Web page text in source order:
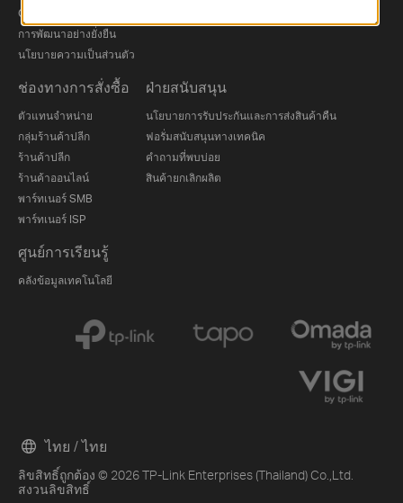
Our Security Commitment
การพัฒนาอย่างยั่งยืน
นโยบายความเป็นส่วนตัว
ช่องทางการสั่งซื้อ
ตัวแทนจำหน่าย
กลุ่มร้านค้าปลีก
ร้านค้าปลีก
ร้านค้าออนไลน์
พาร์ทเนอร์ SMB
พาร์ทเนอร์ ISP
ฝ่ายสนับสนุน
นโยบายการรับประกันและการส่งสินค้าคืน
ฟอรั่มสนับสนุนทางเทคนิค
คำถามที่พบบ่อย
สินค้ายกเลิกผลิต
ศูนย์การเรียนรู้
คลังข้อมูลเทคโนโลยี
ลิขสิทธิ์ถูกต้อง © 2026 TP-Link Enterprises (Thailand) Co.,Ltd.
สงวนลิขสิทธิ์
ไทย / ไทย